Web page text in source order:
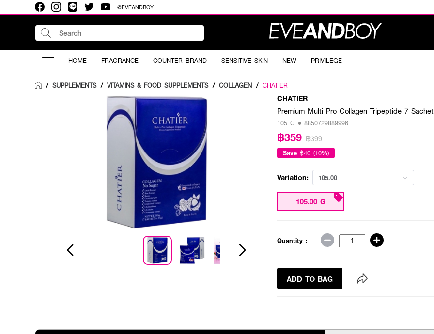
@EVEANDBOY
HOME FRAGRANCE COUNTER BRAND SENSITIVE SKIN NEW PRIVILEGE
/ SUPPLEMENTS / VITAMINS & FOOD SUPPLEMENTS / COLLAGEN / CHATIER
CHATIER
Premium Multi Pro Collagen Tripeptide 7
105 G • 8850729889996
฿359 ฿399
Save ฿40 (10%)
Variation: 105.00
105.00 G
Quantity :
ADD TO BAG